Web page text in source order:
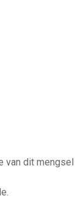
dit mengsel